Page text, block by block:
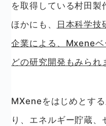
を取得している村田製
ほかにも、
日本科学
企業による、Mxene
どの研究開発もみられ
MXeneをはじめとす
り、エネルギー貯蔵、